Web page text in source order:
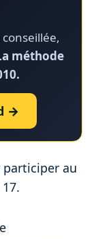
méthode
→
au